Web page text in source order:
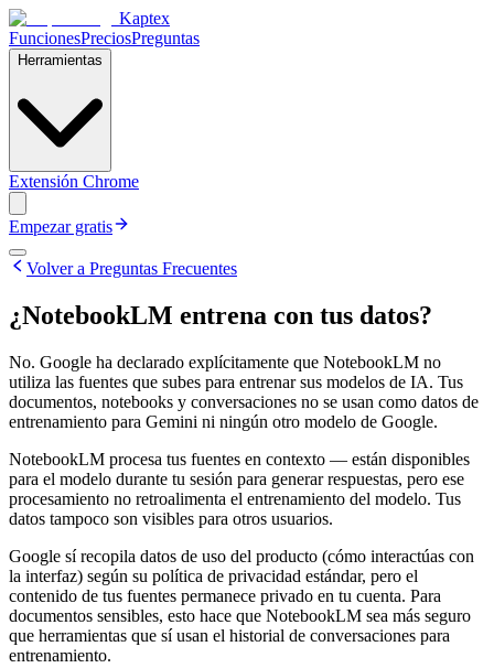
Kaptex
FuncionesPreciosPreguntas
Herramientas
Extensión Chrome
Empezar gratis
Volver a Preguntas Frecuentes
¿NotebookLM entrena con tus datos?
No. Google ha declarado explícitamente que NotebookLM no
utiliza las fuentes que subes para entrenar sus modelos de IA. Tus
documentos, notebooks y conversaciones no se usan como datos de
entrenamiento para Gemini ni ningún otro modelo de Google.
NotebookLM procesa tus fuentes en contexto — están disponibles
para el modelo durante tu sesión para generar respuestas, pero ese
procesamiento no retroalimenta el entrenamiento del modelo. Tus
datos tampoco son visibles para otros usuarios.
Google sí recopila datos de uso del producto (cómo interactúas con
la interfaz) según su política de privacidad estándar, pero el
contenido de tus fuentes permanece privado en tu cuenta. Para
documentos sensibles, esto hace que NotebookLM sea más seguro
que herramientas que sí usan el historial de conversaciones para
entrenamiento.